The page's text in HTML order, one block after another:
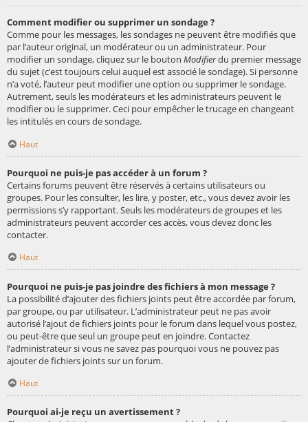
Comment modifier ou supprimer un sondage ?
Comme pour les messages, les sondages ne peuvent être modifiés que
par l’auteur original, un modérateur ou un administrateur. Pour
modifier un sondage, cliquez sur le bouton Modifierdu premier message
du sujet (c’est toujours celui auquel est associé le sondage). Si personne
n’a voté, l’auteur peut modifier une option ou supprimer le sondage.
Autrement, seuls les modérateurs et les administrateurs peuvent le
modifier ou le supprimer. Ceci pour empêcher le trucage en changeant
les intitulés en cours de sondage.
Haut
Pourquoi ne puis-je pas accéder à un forum ?
Certains forums peuvent être réservés à certains utilisateurs ou
groupes. Pour les consulter, les lire, y poster, etc., vous devez avoir les
permissions s’y rapportant. Seuls les modérateurs de groupes et les
administrateurs peuvent accorder ces accès, vous devez donc les
contacter.
Haut
Pourquoi ne puis-je pas joindre des fichiers à mon message ?
La possibilité d’ajouter des fichiers joints peut être accordée par forum,
par groupe, ou par utilisateur. L’administrateur peut ne pas avoir
autorisé l’ajout de fichiers joints pour le forum dans lequel vous postez,
ou peut-être que seul un groupe peut en joindre. Contactez
l’administrateur si vous ne savez pas pourquoi vous ne pouvez pas
ajouter de fichiers joints sur un forum.
Haut
Pourquoi ai-je reçu un avertissement ?